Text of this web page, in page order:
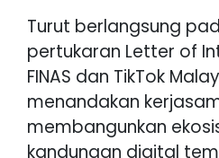
Turut berlangsung
pertukaran Letter of
FINAS dan TikTok
menandakan
membangunkan
kandungan digital